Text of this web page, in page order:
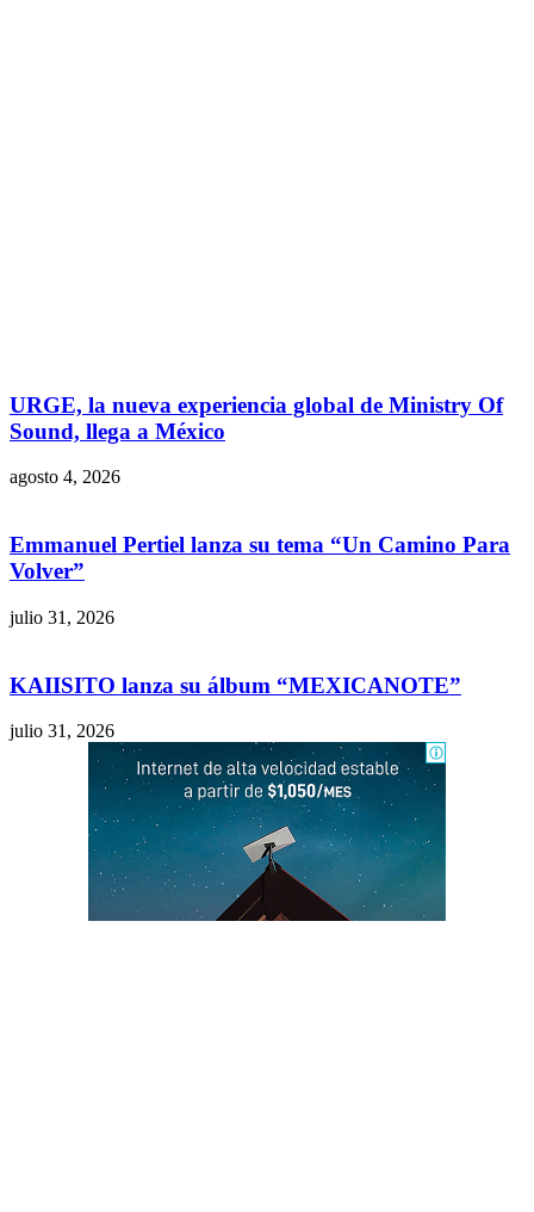
URGE, la nueva experiencia global de Ministry Of
Sound, llega a México
agosto 4, 2026
Emmanuel Pertiel lanza su tema “Un Camino Para
Volver”
julio 31, 2026
KAIISITO lanza su álbum “MEXICANOTE”
julio 31, 2026